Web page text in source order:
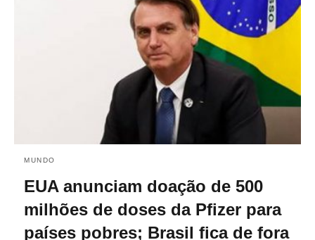
MUNDO
EUA anunciam doação de 500
milhões de doses da Pfizer para
países pobres; Brasil fica de fora